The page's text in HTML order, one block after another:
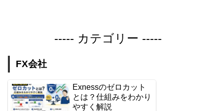
----- カテゴリー -----
FX会社
Exnessのゼロカット
とは？仕組みをわかり
やすく解説